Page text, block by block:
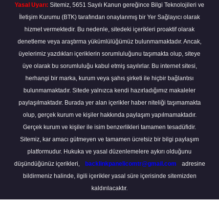
Yasal Uyarı: Sitemiz, 5651 Sayılı Kanun gereğince Bilgi Teknolojileri ve
İletişim Kurumu (BTK) tarafından onaylanmış bir Yer Sağlayıcı olarak
hizmet vermektedir. Bu nedenle, sitedeki içerikleri proaktif olarak
denetleme veya araştırma yükümlülüğümüz bulunmamaktadır. Ancak,
üyelerimiz yazdıkları içeriklerin sorumluluğunu taşımakta olup, siteye
üye olarak bu sorumluluğu kabul etmiş sayılırlar. Bu internet sitesi,
herhangi bir marka, kurum veya şahıs şirketi ile hiçbir bağlantısı
bulunmamaktadır. Sitede yalnızca kendi hazırladığımız makaleler
paylaşılmaktadır. Burada yer alan içerikler haber niteliği taşımamakta
olup, gerçek kurum ve kişiler hakkında paylaşım yapılmamaktadır.
Gerçek kurum ve kişiler ile isim benzerlikleri tamamen tesadüfidir.
Sitemiz, kar amacı gütmeyen ve tamamen ücretsiz bir bilgi paylaşım
platformudur. Hukuka ve yasal düzenlemelere aykırı olduğunu
düşündüğünüz içerikleri,
backlinkpanelicomtr@gmail.com
adresine
bildirmeniz halinde, ilgili içerikler yasal süre içerisinde sitemizden
kaldırılacaktır.